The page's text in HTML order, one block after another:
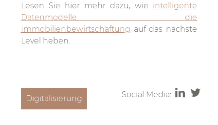
Lesen Sie hier mehr dazu, wie intelligente
Datenmodelle die
Immobilienbewirtschaftung auf das nächste
Level heben.
Digitalisierung Social Media: